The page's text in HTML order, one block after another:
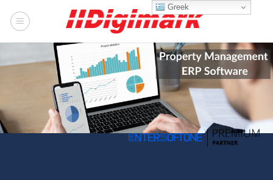
στο
Greek